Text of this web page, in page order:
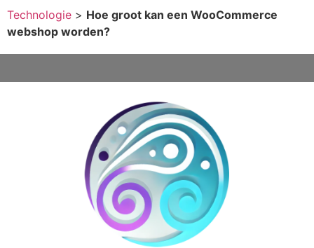
Technologie > Hoe groot kan een WooCommerce
webshop worden?